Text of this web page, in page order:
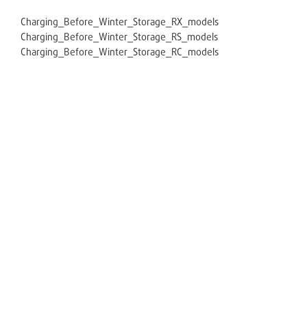
Charging_Before_Winter_Storage_RX_models
Charging_Before_Winter_Storage_RS_models
Charging_Before_Winter_Storage_RC_models